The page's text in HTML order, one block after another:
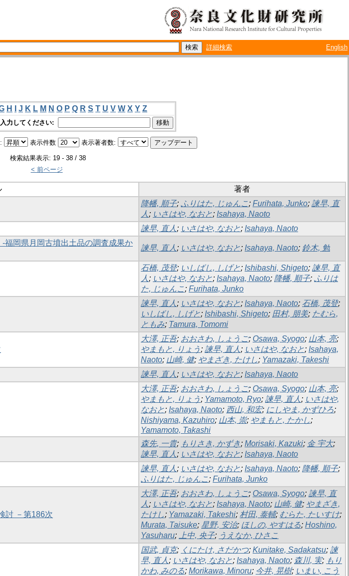
詳細検索 English
H J K L M N O P Q R S T U V W X Y Z
力してください:
表示件数 表示著者数:
検索結果表示: 19 - 38 / 38
< 前ページ
著者
降幡, 順子; ふりはた, じゅんこ; Furihata, Junko; 諫早, 直
人 ; いさはや, なおと; Isahaya, Naoto
諫早, 直人 ; いさはや, なおと; Isahaya, Naoto
岡県月岡古墳出土品の調査成果か
諫早, 直人 ; いさはや, なおと; Isahaya, Naoto; 鈴木, 勉
石橋, 茂登; いしばし, しげと; Ishibashi, Shigeto; 諫早, 直
人 ; いさはや, なおと; Isahaya, Naoto; 降幡, 順子; ふりは
た, じゅんこ; Furihata, Junko
諫早, 直人 ; いさはや, なおと; Isahaya, Naoto; 石橋, 茂登;
いしばし, しげと; Ishibashi, Shigeto; 田村, 朋美; たむら,
ともみ; Tamura, Tomomi
大澤, 正吾; おおさわ, しょうご; Osawa, Syogo; 山本, 亮;
やまもと, りょう ; 諫早, 直人 ; いさはや, なおと; Isahaya,
Naoto; 山崎, 健; やまざき, たけし; Yamazaki, Takeshi
諫早, 直人 ; いさはや, なおと; Isahaya, Naoto
大澤, 正吾; おおさわ, しょうご; Osawa, Syogo; 山本, 亮;
やまもと, りょう ; Yamamoto, Ryo; 諫早, 直人 ; いさはや,
なおと; Isahaya, Naoto; 西山, 和宏; にしやま, かずひろ;
Nishiyama, Kazuhiro; 山本, 崇; やまもと, たかし;
Yamamoto, Takashi
森先, 一貴; もりさき, かずき; Morisaki, Kazuki; 金 宇大;
諫早, 直人 ; いさはや, なおと; Isahaya, Naoto
諫早, 直人 ; いさはや, なおと; Isahaya, Naoto; 降幡, 順子;
ふりはた, じゅんこ; Furihata, Junko
討 －第186次
大澤, 正吾; おおさわ, しょうご; Osawa, Syogo; 諫早, 直
人 ; いさはや, なおと; Isahaya, Naoto; 山崎, 健; やまざき,
たけし; Yamazaki, Takeshi; 村田, 泰輔; むらた, たいすけ;
Murata, Taisuke; 星野, 安治; ほしの, やすはる; Hoshino,
Yasuharu; 上中, 央子; うえなか, ひさこ
国武, 貞克; くにたけ, さだかつ; Kunitake, Sadakatsu; 諫
早, 直人 ; いさはや, なおと; Isahaya, Naoto; 森川, 実; もり
かわ, みのる; Morikawa, Minoru; 今井, 晃樹; いまい, こう